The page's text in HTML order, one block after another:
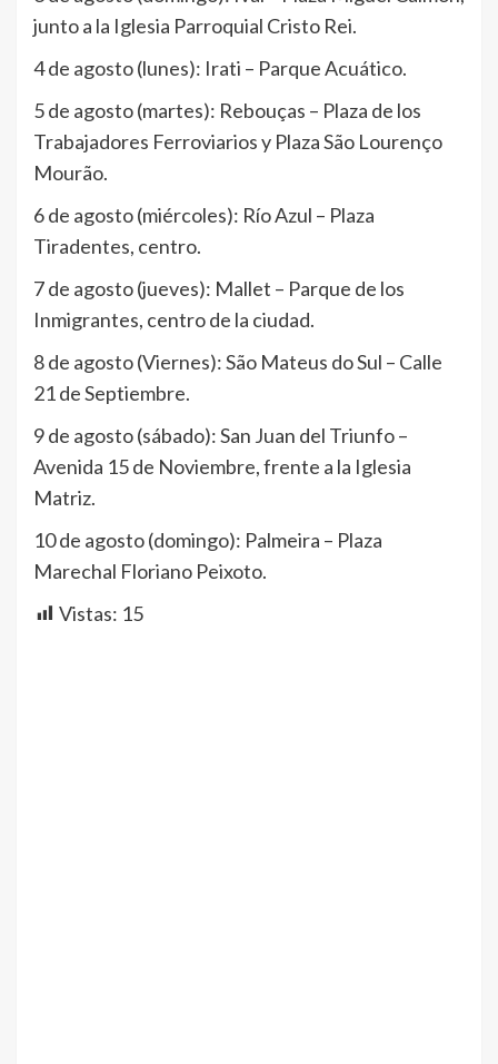
junto a la Iglesia Parroquial Cristo Rei.
4 de agosto (lunes): Irati – Parque Acuático.
5 de agosto (martes): Rebouças – Plaza de los
Trabajadores Ferroviarios y Plaza São Lourenço
Mourão.
6 de agosto (miércoles): Río Azul – Plaza
Tiradentes, centro.
7 de agosto (jueves): Mallet – Parque de los
Inmigrantes, centro de la ciudad.
8 de agosto (Viernes): São Mateus do Sul – Calle
21 de Septiembre.
9 de agosto (sábado): San Juan del Triunfo –
Avenida 15 de Noviembre, frente a la Iglesia
Matriz.
10 de agosto (domingo): Palmeira – Plaza
Marechal Floriano Peixoto.
Vistas: 15